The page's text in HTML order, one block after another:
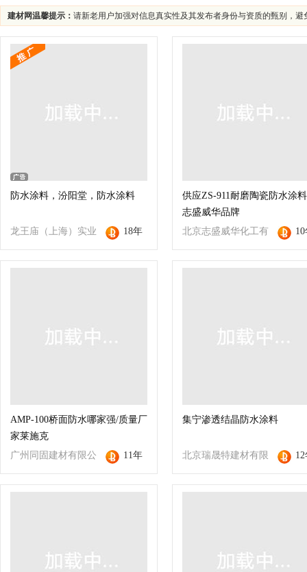
建材网温馨提示： 请新老用户加强对信息真实性及其发布者身份与资质的甄别，
防水涂料，汾阳堂，防水涂料
龙王庙（上海）实业
有限公司
18年
供应ZS-911耐磨陶瓷防水涂
志盛威华品牌
北京志盛威华化工有
限公司
AMP-100桥面防水哪家强/质量厂
家莱施克
广州同固建材有限公
司
11年
集宁渗透结晶防水涂料
北京瑞晟特建材有限
公司